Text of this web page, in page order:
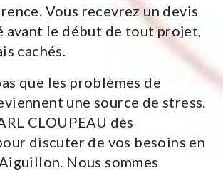
Vous recevrez un devis
avant le début de tout projet,
cachés.
que les problèmes de
une source de stress.
CLOUPEAU dès
discuter de vos besoins en
Nous sommes